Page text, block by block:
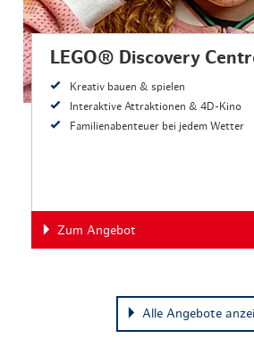
LEGO® Discovery
Kreativ bauen & spielen
Interaktive Attraktionen & 4D-Kino
Familienabenteuer bei jedem Wetter
Zum Angebot
Alle Angebote